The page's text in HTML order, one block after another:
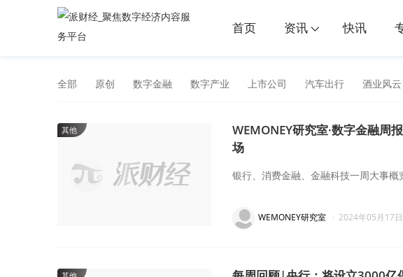
首页 资讯 快讯
全部 原创 数字金融 数字产业 上市公司 汽车出行 酒业风云
其他
WEMONEY研究室·数字金融周
场
银行、消费金融、金融科技一周大事概
WEMONEY研究室 · 2024年05月17